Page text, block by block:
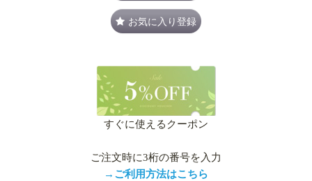
お気に入り登録
すぐに使えるクーポン
ご注文時に3桁の番号を入力
→ご利用方法はこちら